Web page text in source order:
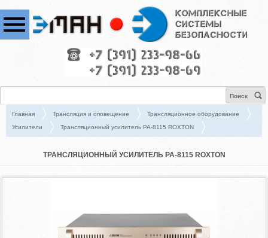
Поиск
Главная Трансляция и оповещение
Трансляционное оборудование
Усилители
Трансляционный усилитель PA-8115 ROXTON
ТРАНСЛЯЦИОННЫЙ УСИЛИТЕЛЬ PA-8115 ROXTON